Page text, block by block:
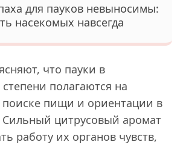
для пауков невыносимы:
насекомых навсегда
что пауки в
полагаются на
пищи и ориентации в
Сильный цитрусовый аромат
работу их органов чувств,